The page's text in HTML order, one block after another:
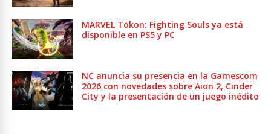
MARVEL Tōkon: Fighting Souls ya está
disponible en PS5 y PC
NC anuncia su presencia en la Gamescom
2026 con novedades sobre Aion 2, Cinder
City y la presentación de un juego inédito